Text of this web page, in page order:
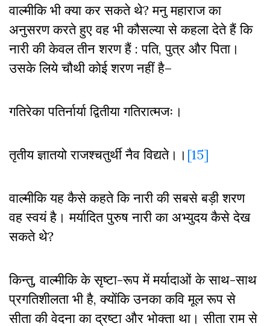
वाल्मीकि भी क्या कर सकते थे?मनु महाराज का
अनुसरण करते हुए वह भी कौसल्या से कहला देते हैं कि
नारी की केवल तीन शरण हैं : पति,पुत्र और पिता।
उसके लिये चौथी कोई शरण नहीं है–
गतिरेका पतिर्नार्या द्वितीया गतिरात्मजः।
तृतीय ज्ञातयो राजश्चतुर्थी नैव विद्यते।। [15]
वाल्मीकि यह कैसे कहते कि नारी की सबसे बड़ी शरण
वह स्वयं है। मर्यादित पुरुष नारी का अभ्युदय कैसे देख
सकते थे?
किन्तु,वाल्मीकि के सृष्टा-रूप में मर्यादाओं के साथ-साथ
प्रगतिशीलता भी है,क्योंकि उनका कवि मूल रूप से
सीता की वेदना का द्रष्टा और भोक्ता था। सीता राम से